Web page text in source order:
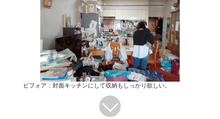
ビフォア：対面キッチンにして収納もしっかり欲しい。